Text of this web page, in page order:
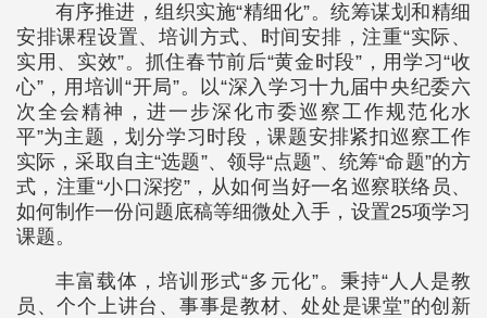
有序推进，组织实施“精细化”。统筹谋划和精细
安排课程设置、培训方式、时间安排，注重“实际、
实用、实效”。抓住春节前后“黄金时段”，用学习“收
心”，用培训“开局”。以“深入学习十九届中央纪委六
次全会精神，进一步深化市委巡察工作规范化水
平”为主题，划分学习时段，课题安排紧扣巡察工作
实际，采取自主“选题”、领导“点题”、统筹“命题”的方
式，注重“小口深挖”，从如何当好一名巡察联络员、
如何制作一份问题底稿等细微处入手，设置25项学习
课题。
丰富载体，培训形式“多元化”。秉持“人人是教
员、个个上讲台、事事是教材、处处是课堂”的创新